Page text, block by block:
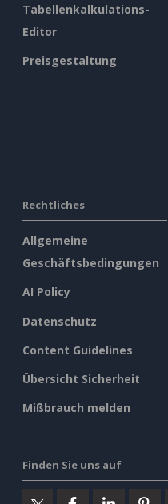
Tabellenkalkulations-
Editor
Preisgestaltung
Rechtliches
Allgemeine
Geschäftsbedingungen
AI Policy
Datenschutz
Content Guidelines
Übersicht Sicherheit
Mißbrauch melden
Finden Sie uns auf